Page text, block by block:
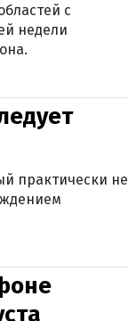
с
недели
практически не